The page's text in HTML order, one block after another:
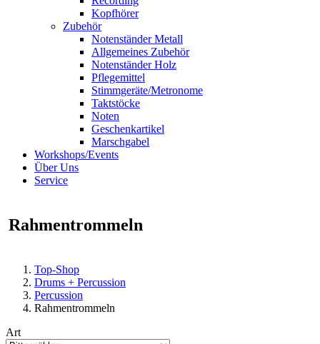
Kopfhörer
Zubehör
Notenständer Metall
Allgemeines Zubehör
Notenständer Holz
Pflegemittel
Stimmgeräte/Metronome
Taktstöcke
Noten
Geschenkartikel
Marschgabel
Workshops/Events
Über Uns
Service
Rahmentrommeln
Top-Shop
Drums + Percussion
Percussion
Rahmentrommeln
Art